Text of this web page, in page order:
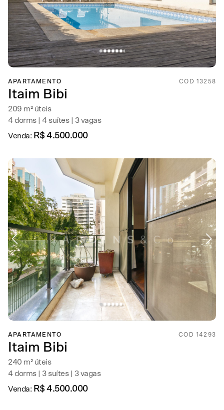
APARTAMENTO COD 13258
Itaim Bibi
209 m² úteis
4 dorms | 4 suítes | 3 vagas
Venda: R$ 4.500.000
APARTAMENTO COD 14293
Itaim Bibi
240 m² úteis
4 dorms | 3 suítes | 3 vagas
Venda: R$ 4.500.000